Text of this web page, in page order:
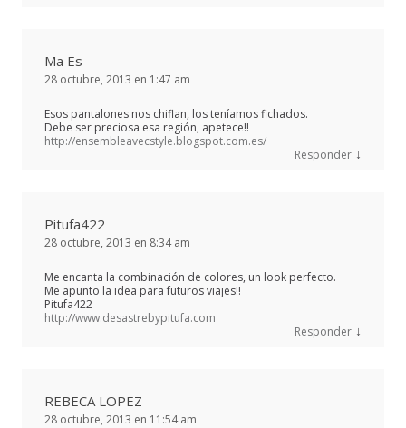
Ma Es
28 octubre, 2013 en 1:47 am
Esos pantalones nos chiflan, los teníamos fichados.
Debe ser preciosa esa región, apetece!!
http://ensembleavecstyle.blogspot.com.es/
Responder ↓
Pitufa422
28 octubre, 2013 en 8:34 am
Me encanta la combinación de colores, un look perfecto.
Me apunto la idea para futuros viajes!!
Pitufa422
http://www.desastrebypitufa.com
Responder ↓
REBECA LOPEZ
28 octubre, 2013 en 11:54 am